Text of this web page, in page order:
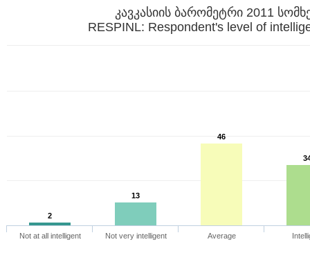
კავკასიის ბარომეტრი 2011
RESPINL: Respondent's level of
2
13
46
Not at all intelligent Not very intelligent Average